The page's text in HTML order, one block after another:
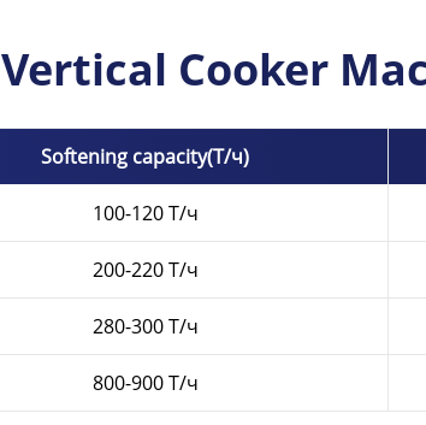
Vertical Cooker
Softening capacity(Т/ч)
100-120 Т/ч
200-220 Т/ч
280-300 Т/ч
800-900 Т/ч